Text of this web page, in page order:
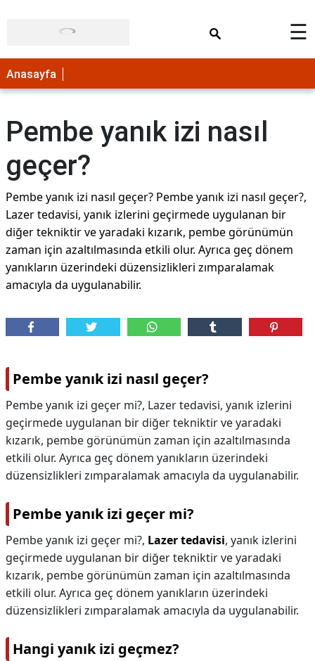
☰
Anasayfa
Pembe yanık izi nasıl
geçer?
Pembe yanık izi nasıl geçer? Pembe yanık izi nasıl geçer?,
Lazer tedavisi, yanık izlerini geçirmede uygulanan bir
diğer tekniktir ve yaradaki kızarık, pembe görünümün
zaman için azaltılmasında etkili olur. Ayrıca geç dönem
yanıkların üzerindeki düzensizlikleri zımparalamak
amacıyla da uygulanabilir.
Pembe yanık izi nasıl geçer?
Pembe yanık izi geçer mi?, Lazer tedavisi, yanık izlerini
geçirmede uygulanan bir diğer tekniktir ve yaradaki
kızarık, pembe görünümün zaman için azaltılmasında
etkili olur. Ayrıca geç dönem yanıkların üzerindeki
düzensizlikleri zımparalamak amacıyla da uygulanabilir.
Pembe yanık izi geçer mi?
Pembe yanık izi geçer mi?, Lazer tedavisi, yanık izlerini
geçirmede uygulanan bir diğer tekniktir ve yaradaki
kızarık, pembe görünümün zaman için azaltılmasında
etkili olur. Ayrıca geç dönem yanıkların üzerindeki
düzensizlikleri zımparalamak amacıyla da uygulanabilir.
Hangi yanık izi geçmez?